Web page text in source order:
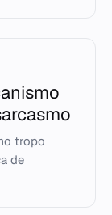
tropo
de